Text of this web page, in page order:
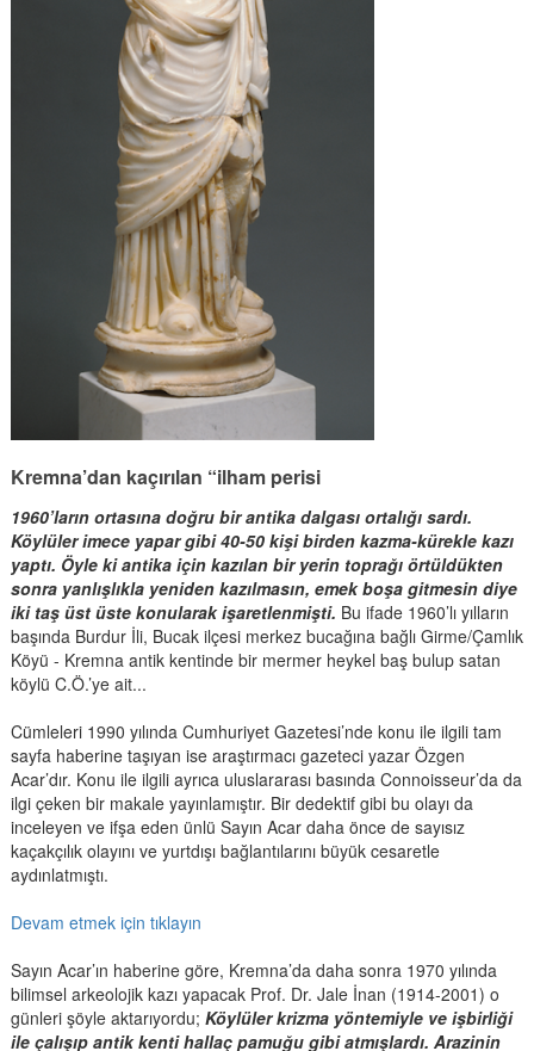
Kremna’dan kaçırılan “ilham perisi
1960’ların ortasına doğru bir antika dalgası ortalığı sardı.
Köylüler imece yapar gibi 40-50 kişi birden kazma-kürekle kazı
yaptı. Öyle ki antika için kazılan bir yerin toprağı örtüldükten
sonra yanlışlıkla yeniden kazılmasın, emek boşa gitmesin diye
iki taş üst üste konularak işaretlenmişti. Bu ifade 1960’lı yılların
başında Burdur İli, Bucak ilçesi merkez bucağına bağlı Girme/Çamlık
Köyü - Kremna antik kentinde bir mermer heykel baş bulup satan
köylü C.Ö.’ye ait...
Cümleleri 1990 yılında Cumhuriyet Gazetesi’nde konu ile ilgili tam
sayfa haberine taşıyan ise araştırmacı gazeteci yazar Özgen
Acar’dır. Konu ile ilgili ayrıca uluslararası basında Connoisseur’da da
ilgi çeken bir makale yayınlamıştır. Bir dedektif gibi bu olayı da
inceleyen ve ifşa eden ünlü Sayın Acar daha önce de sayısız
kaçakçılık olayını ve yurtdışı bağlantılarını büyük cesaretle
aydınlatmıştı.
Devam etmek için tıklayın
Sayın Acar’ın haberine göre, Kremna’da daha sonra 1970 yılında
bilimsel arkeolojik kazı yapacak Prof. Dr. Jale İnan (1914-2001) o
günleri şöyle aktarıyordu; Köylüler krizma yöntemiyle ve işbirliği
ile çalışıp antik kenti hallaç pamuğu gibi atmışlardı. Arazinin